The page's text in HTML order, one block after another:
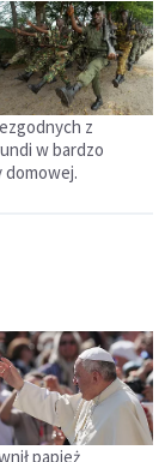
z
w bardzo
papież